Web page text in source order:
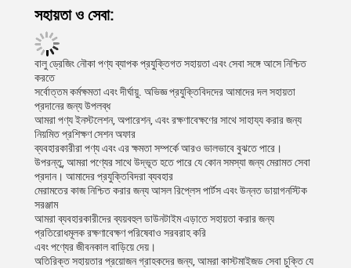
সহায়তা ও সেবা:
বালু ড্রেজিং নৌকা পণ্য ব্যাপক প্রযুক্তিগত সহায়তা এবং সেবা সঙ্গে আসে নিশ্চিত
করতে
সর্বোত্তম কর্মক্ষমতা এবং দীর্ঘায়ু. অভিজ্ঞ প্রযুক্তিবিদদের আমাদের দল সহায়তা
প্রদানের জন্য উপলব্ধ
আমরা পণ্য ইনস্টলেশন, অপারেশন, এবং রক্ষণাবেক্ষণের সাথে সাহায্য করার জন্য
নিয়মিত প্রশিক্ষণ সেশন অফার
ব্যবহারকারীরা পণ্য এবং এর ক্ষমতা সম্পর্কে আরও ভালভাবে বুঝতে পারে।
উপরন্তু, আমরা পণ্যের সাথে উদ্ভূত হতে পারে যে কোন সমস্যা জন্য মেরামত সেবা
প্রদান। আমাদের প্রযুক্তিবিদরা ব্যবহার
মেরামতের কাজ নিশ্চিত করার জন্য আসল রিপ্লেস পার্টস এবং উন্নত ডায়াগনস্টিক
সরঞ্জাম
আমরা ব্যবহারকারীদের ব্যয়বহুল ডাউনটাইম এড়াতে সহায়তা করার জন্য
প্রতিরোধমূলক রক্ষণাবেক্ষণ পরিষেবাও সরবরাহ করি
এবং পণ্যের জীবনকাল বাড়িয়ে দেয়।
অতিরিক্ত সহায়তার প্রয়োজন গ্রাহকদের জন্য, আমরা কাস্টমাইজড সেবা চুক্তি যে